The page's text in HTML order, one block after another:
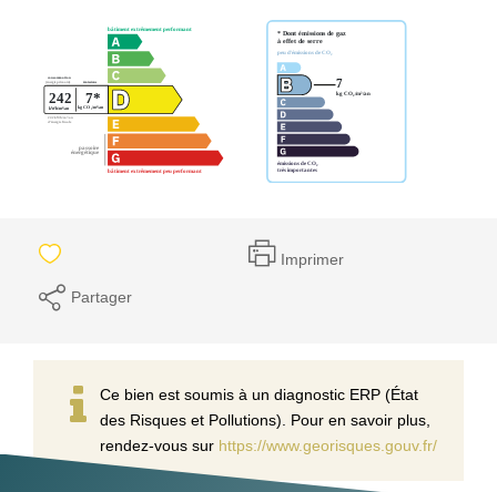
Imprimer
Partager
Ce bien est soumis à un diagnostic ERP (État
des Risques et Pollutions). Pour en savoir plus,
rendez-vous sur https://www.georisques.gouv.fr/